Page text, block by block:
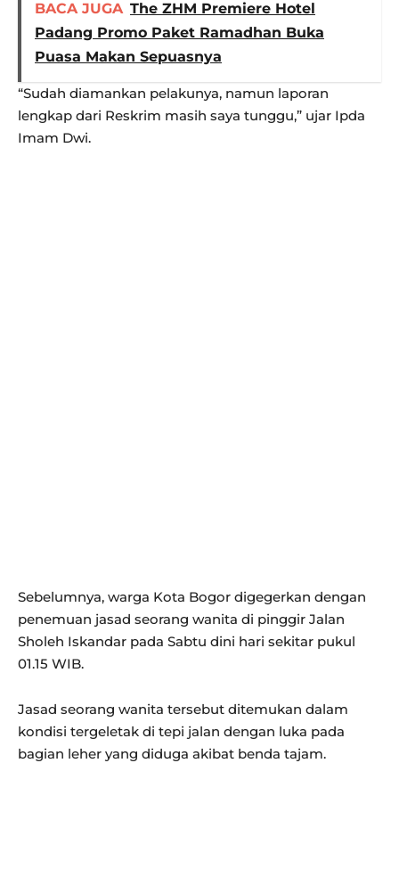
BACA JUGA The ZHM Premiere Hotel
Padang Promo Paket Ramadhan Buka
Puasa Makan Sepuasnya
“Sudah diamankan pelakunya, namun laporan
lengkap dari Reskrim masih saya tunggu,” ujar Ipda
Imam Dwi.
Sebelumnya, warga Kota Bogor digegerkan dengan
penemuan jasad seorang wanita di pinggir Jalan
Sholeh Iskandar pada Sabtu dini hari sekitar pukul
01.15 WIB.
Jasad seorang wanita tersebut ditemukan dalam
kondisi tergeletak di tepi jalan dengan luka pada
bagian leher yang diduga akibat benda tajam.